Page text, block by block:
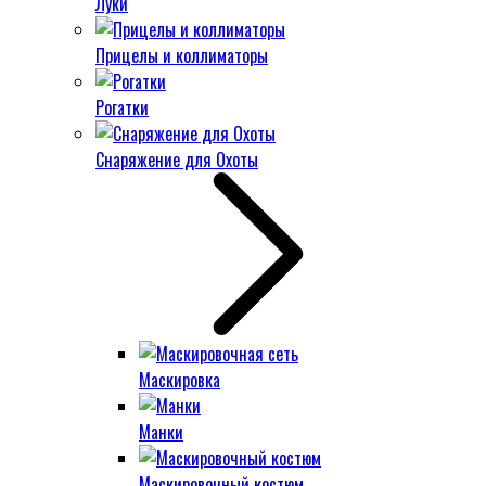
Прицелы и коллиматоры
Рогатки
Снаряжение для Охоты
Маскировка
Манки